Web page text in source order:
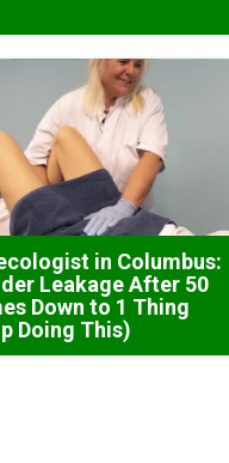
in Columbus:
Leakage After 50
Down to 1 Thing
Doing This)